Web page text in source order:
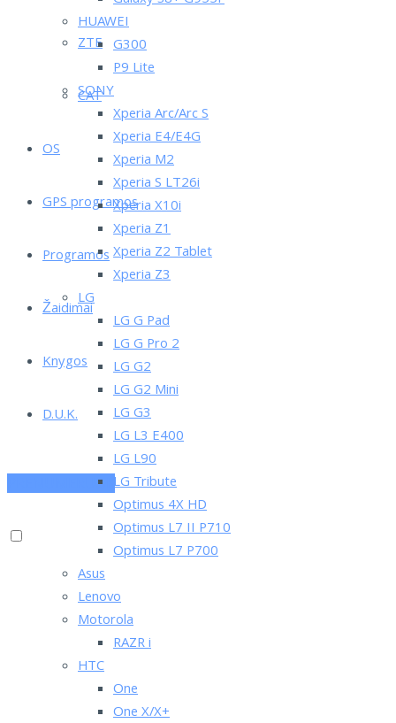
ZTE
CAT
OS
GPS programos
Programos
Žaidimai
Knygos
D.U.K.
PRENUMERUOK
HUAWEI
G300
P9 Lite
SONY
Xperia Arc/Arc S
Xperia E4/E4G
Xperia M2
Xperia S LT26i
Xperia X10i
Xperia Z1
Xperia Z2 Tablet
Xperia Z3
LG
LG G Pad
LG G Pro 2
LG G2
LG G2 Mini
LG G3
LG L3 E400
LG L90
LG Tribute
Optimus 4X HD
Optimus L7 II P710
Optimus L7 P700
Asus
Lenovo
Motorola
RAZR i
HTC
One
One X/X+